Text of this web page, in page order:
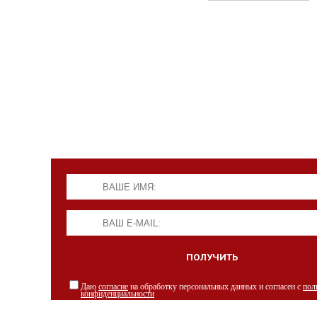
Даю согласие на обработку персональных данных и согласен с
конфиденциальности